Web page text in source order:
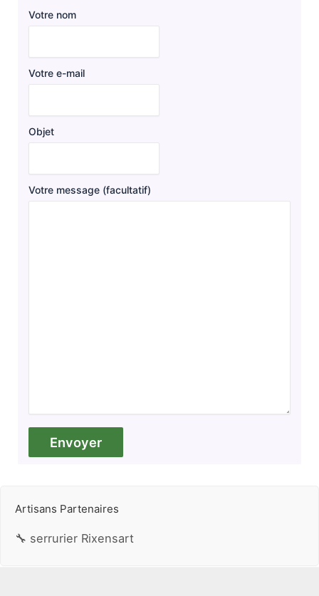
Votre nom
Votre e-mail
Objet
Votre message (facultatif)
Artisans Partenaires
🔧 serrurier Rixensart